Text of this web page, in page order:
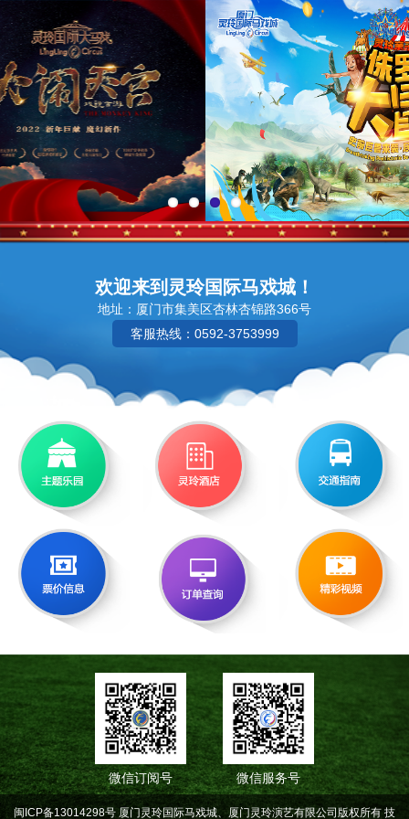
欢迎来到灵玲国际马戏城！
地址：厦门市集美区杏林杏锦路366号
客服热线：0592-3753999
微信订阅号 微信服务号
闽ICP备13014298号 厦门灵玲国际马戏城、厦门灵玲演艺有限公司版权所有 技